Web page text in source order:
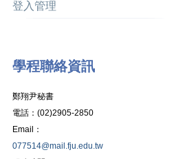
登入管理
學程聯絡資訊
鄭翔尹秘書
電話：(02)2905-2850
Email：
077514@mail.fju. edu.tw